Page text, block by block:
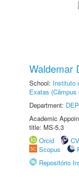
Waldemar
School: Instituto
Exatas
Department:
Academic
title: MS-5.3
Orcid
Scopus
Repositório